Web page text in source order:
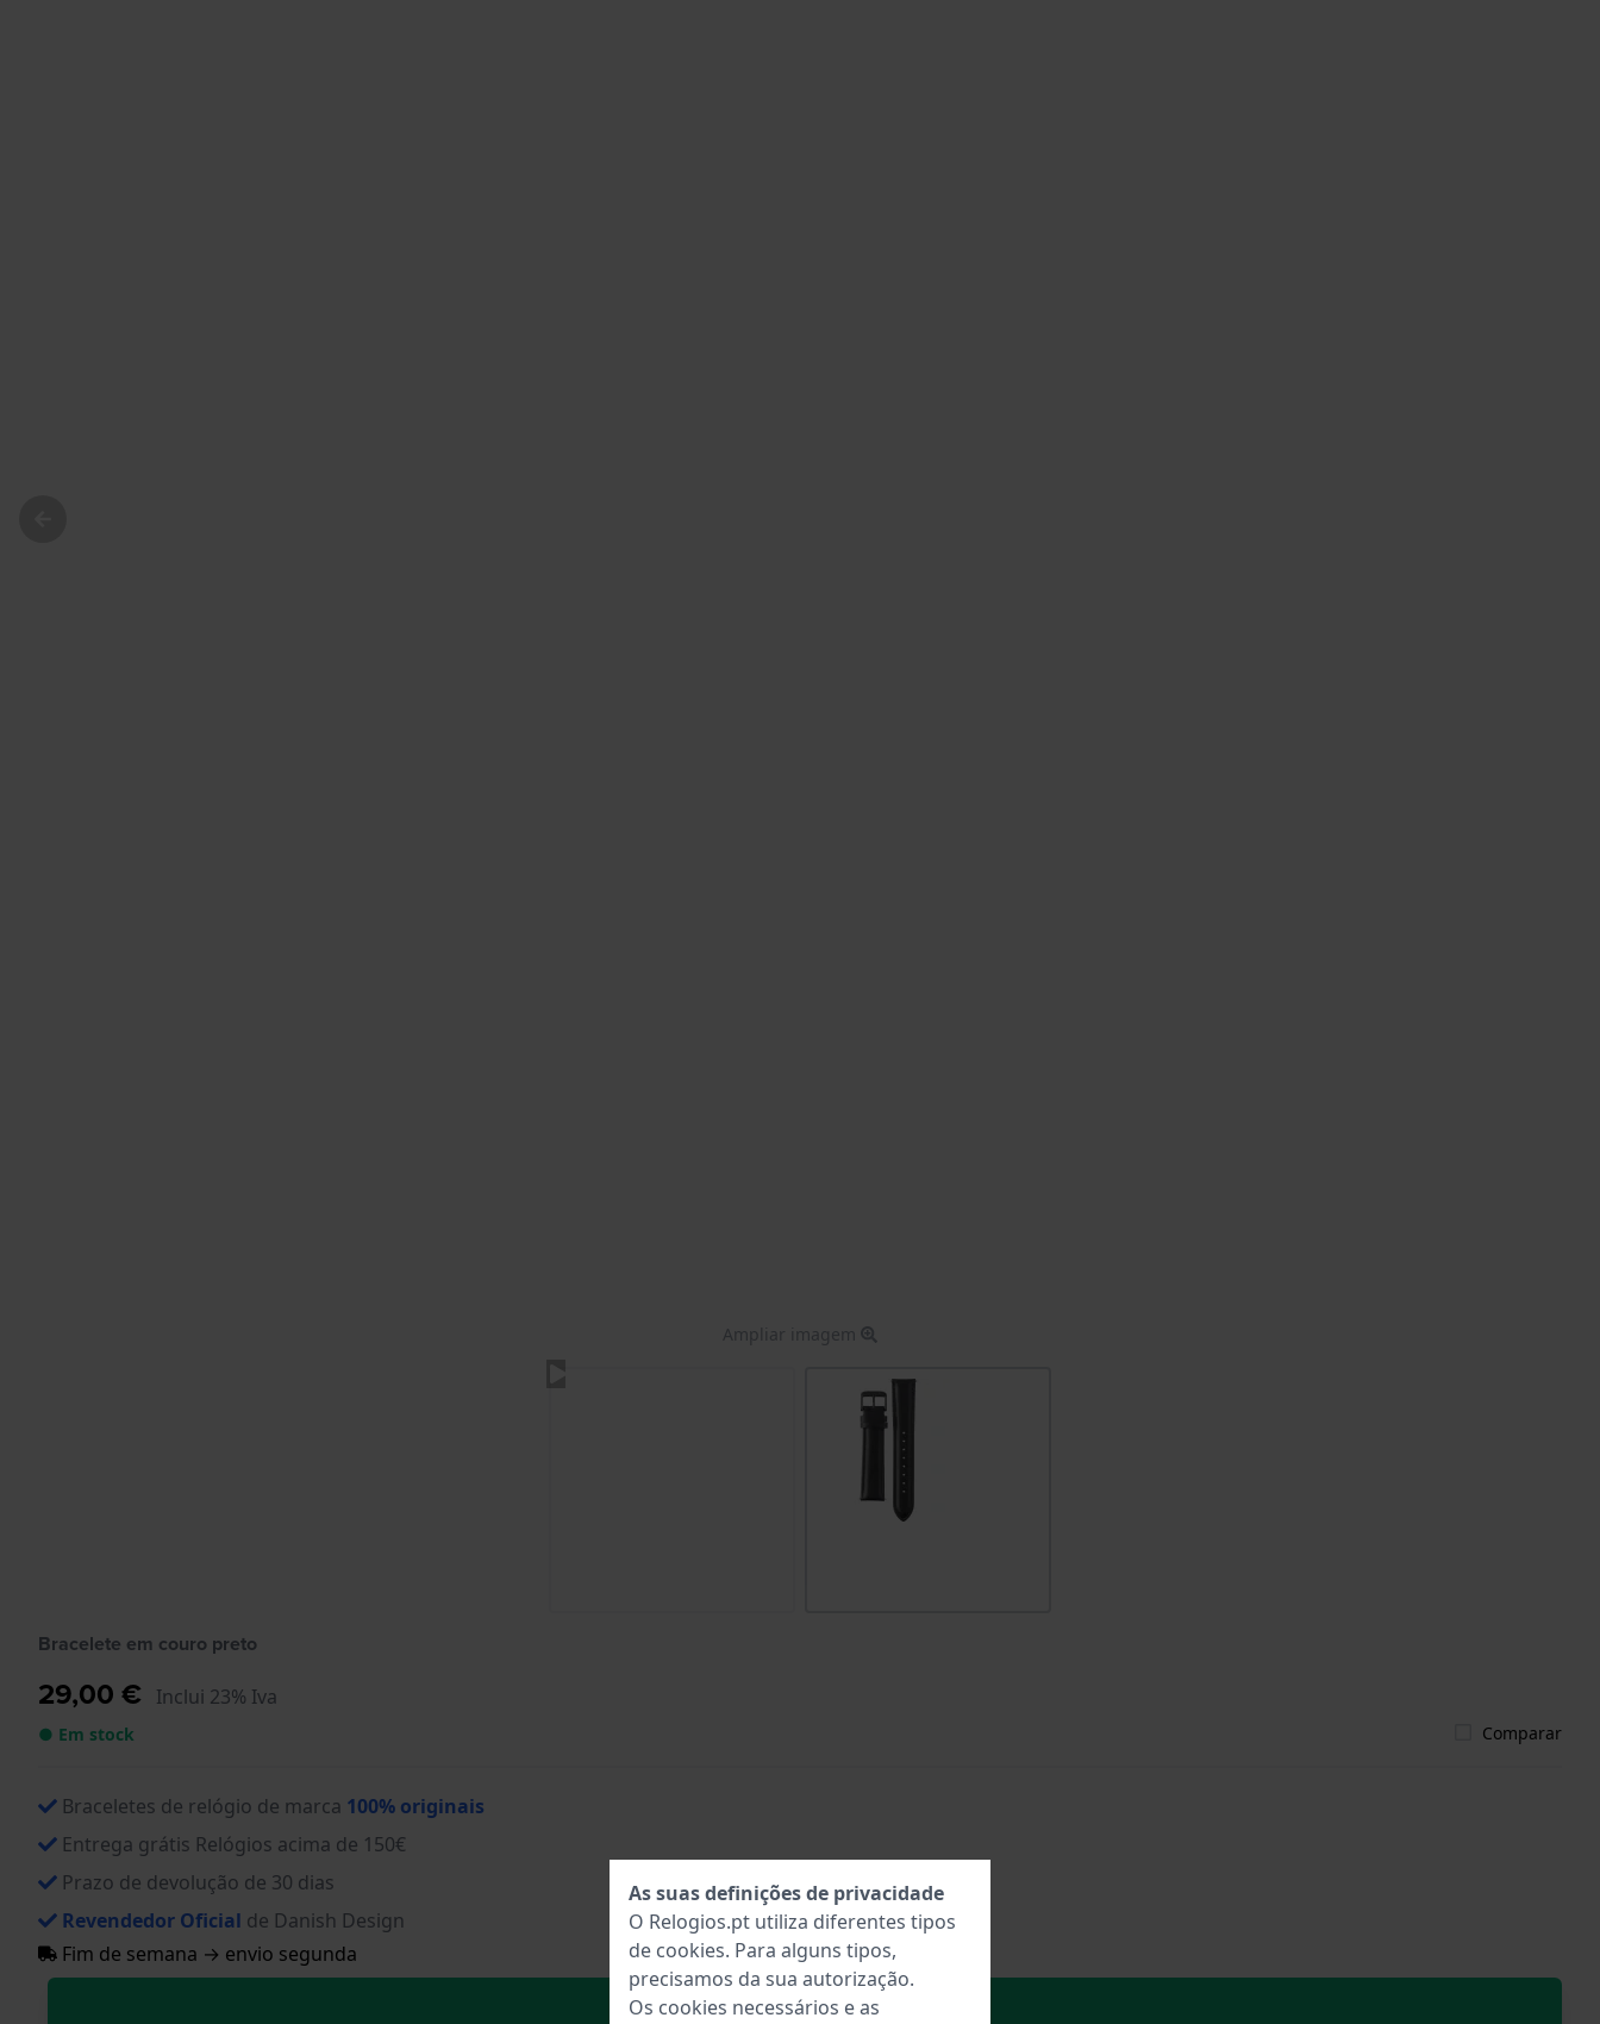
Ampliar imagem
Bracelete em couro preto
29,00 € Inclui 23% Iva
● Em stock Comparar
Braceletes de relógio de marca 100% originais
Entrega grátis Relógios acima de 150€
Prazo de devolução de 30 dias
Revendedor Oficial de Danish Design
Fim de semana → envio segunda
No carrinho
As suas definições de privacidade
O Relogios.pt utiliza diferentes tipos
de cookies. Para alguns tipos,
precisamos da sua autorização.
Os cookies necessários e as